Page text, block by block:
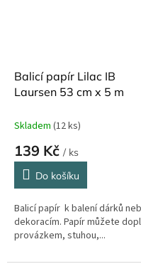
Balicí papír Lilac IB
Laursen 53 cm x 5 m
Skladem (12 ks)
139 Kč / ks
Do košíku
Balicí papír k balení dárků
dekoracím. Papír můžete
provázkem, stuhou,...